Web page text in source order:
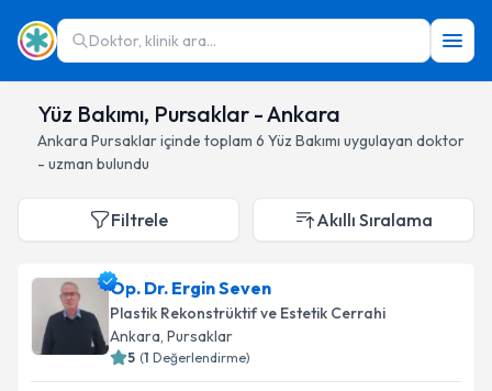
Doktor, klinik ara...
Yüz Bakımı, Pursaklar - Ankara
Ankara Pursaklariçinde toplam 6 Yüz Bakımı uygulayan doktor
- uzman bulundu
Filtrele Akıllı Sıralama
Op. Dr. Ergin Seven
Plastik Rekonstrüktif ve Estetik Cerrahi
Ankara, Pursaklar
5 (1 Değerlendirme)